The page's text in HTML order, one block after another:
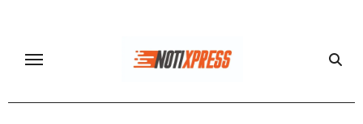
contenido